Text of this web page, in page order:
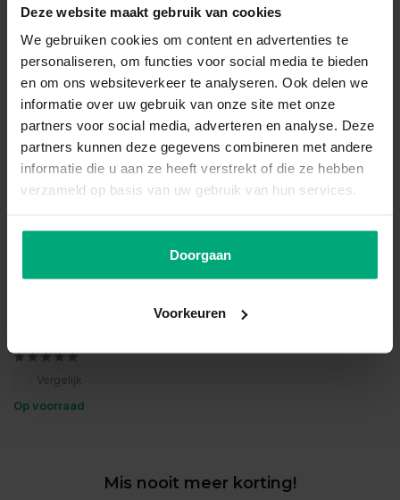
Deze website maakt gebruik van cookies
We gebruiken cookies om content en advertenties te
personaliseren, om functies voor social media te bieden
en om ons websiteverkeer te analyseren. Ook delen we
informatie over uw gebruik van onze site met onze
partners voor social media, adverteren en analyse. Deze
partners kunnen deze gegevens combineren met andere
informatie die u aan ze heeft verstrekt of die ze hebben
verzameld op basis van uw gebruik van hun services.
Doorgaan
Voorkeuren
Schrijf je eigen review
Recent bekeken
Vergelijk
Op voorraad
Mis nooit meer korting!